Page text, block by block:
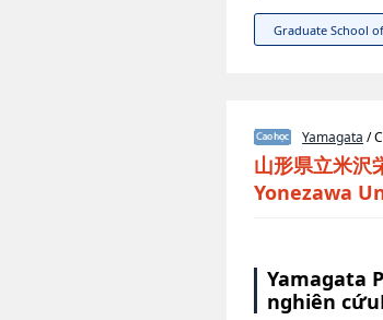
Graduate School
Yamagata /
山形県立米沢
Yonezawa
Yamagata
nghiên